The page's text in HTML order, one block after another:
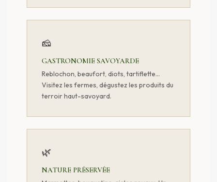
🧀
GASTRONOMIE SAVOYARDE
Reblochon, beaufort, diots, tartiflette...
Visitez les fermes, dégustez les produits du
terroir haut-savoyard.
🌿
NATURE PRÉSERVÉE